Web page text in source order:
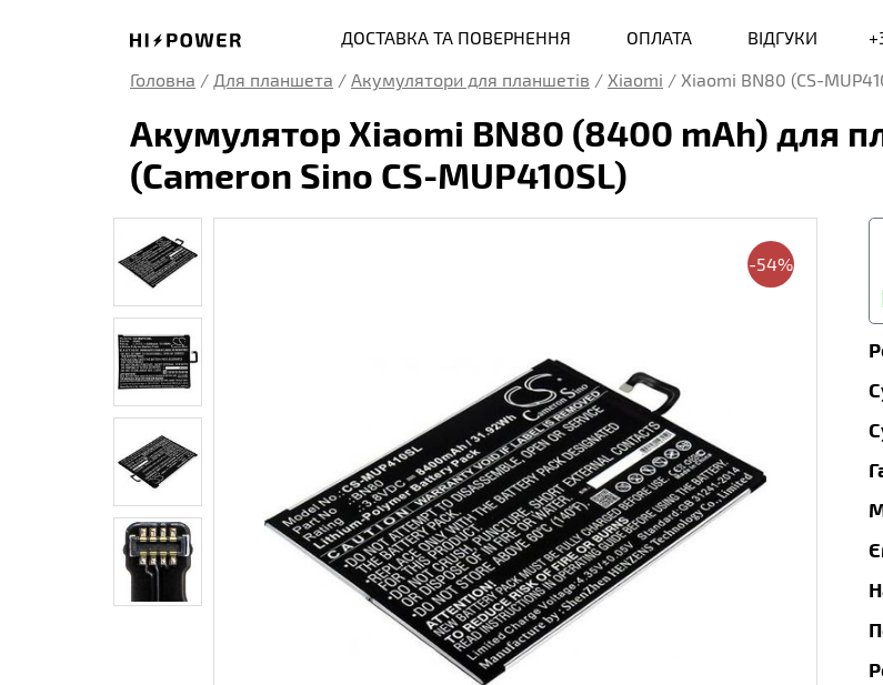
ДОСТАВКА ТА ПОВЕРНЕННЯ ОПЛАТА ВІДГУКИ
Головна / Для планшета / Акумулятори для планшетів / Xiaomi / Xiaomi BN80 (CS-
Акумулятор Xiaomi BN80 (8400 mAh) для
(Cameron Sino CS-MUP410SL)
-54%